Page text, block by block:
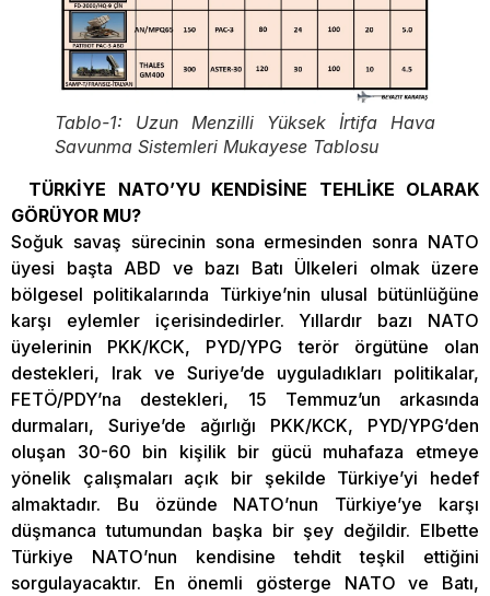
Tablo-1: Uzun Menzilli Yüksek İrtifa Hava
Savunma Sistemleri Mukayese Tablosu
TÜRKİYE NATO’YU KENDİSİNE TEHLİKE OLARAK
GÖRÜYOR MU?
Soğuk savaş sürecinin sona ermesinden sonra NATO
üyesi başta ABD ve bazı Batı Ülkeleri olmak üzere
bölgesel politikalarında Türkiye’nin ulusal bütünlüğüne
karşı eylemler içerisindedirler. Yıllardır bazı NATO
üyelerinin PKK/KCK, PYD/YPG terör örgütüne olan
destekleri, Irak ve Suriye’de uyguladıkları politikalar,
FETÖ/PDY’na destekleri, 15 Temmuz’un arkasında
durmaları, Suriye’de ağırlığı PKK/KCK, PYD/YPG’den
oluşan 30-60 bin kişilik bir gücü muhafaza etmeye
yönelik çalışmaları açık bir şekilde Türkiye’yi hedef
almaktadır. Bu özünde NATO’nun Türkiye’ye karşı
düşmanca tutumundan başka bir şey değildir. Elbette
Türkiye NATO’nun kendisine tehdit teşkil ettiğini
sorgulayacaktır. En önemli gösterge NATO ve Batı,